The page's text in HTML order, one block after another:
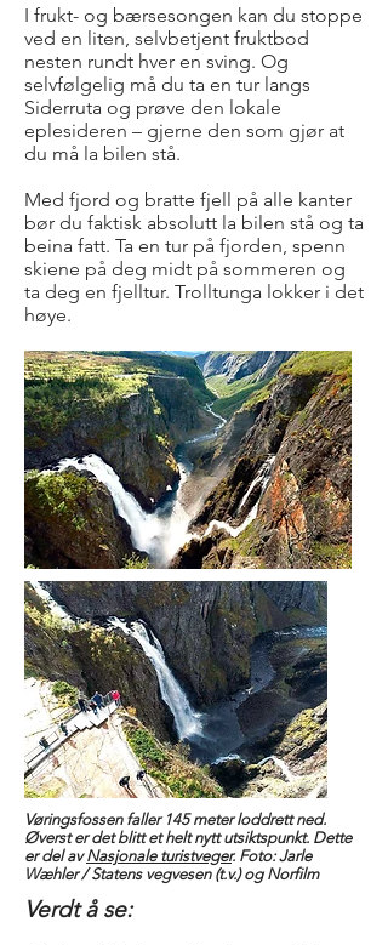
I frukt- og bærsesongen kan du stoppe
ved en liten, selvbetjent fruktbod
nesten rundt hver en sving. Og
selvfølgelig må du ta en tur langs
Siderruta og prøve den lokale
eplesideren – gjerne den som gjør at
du må la bilen stå.
Med fjord og bratte fjell på alle kanter
bør du faktisk absolutt la bilen stå og ta
beina fatt. Ta en tur på fjorden, spenn
skiene på deg midt på sommeren og
ta deg en fjelltur. Trolltunga lokker i det
høye.
Vøringsfossen faller 145 meter loddrett ned.
Øverst er det blitt et helt nytt utsiktspunkt. Dette
er del avNasjonale turistveger. Foto: Jarle
Wæhler / Statens vegvesen (t.v.) og Norfilm
Verdt å se: